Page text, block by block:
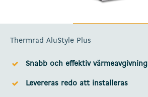
Thermrad AluStyle Plus
Snabb och effektiv värmeavgivning
Levereras redo att installeras